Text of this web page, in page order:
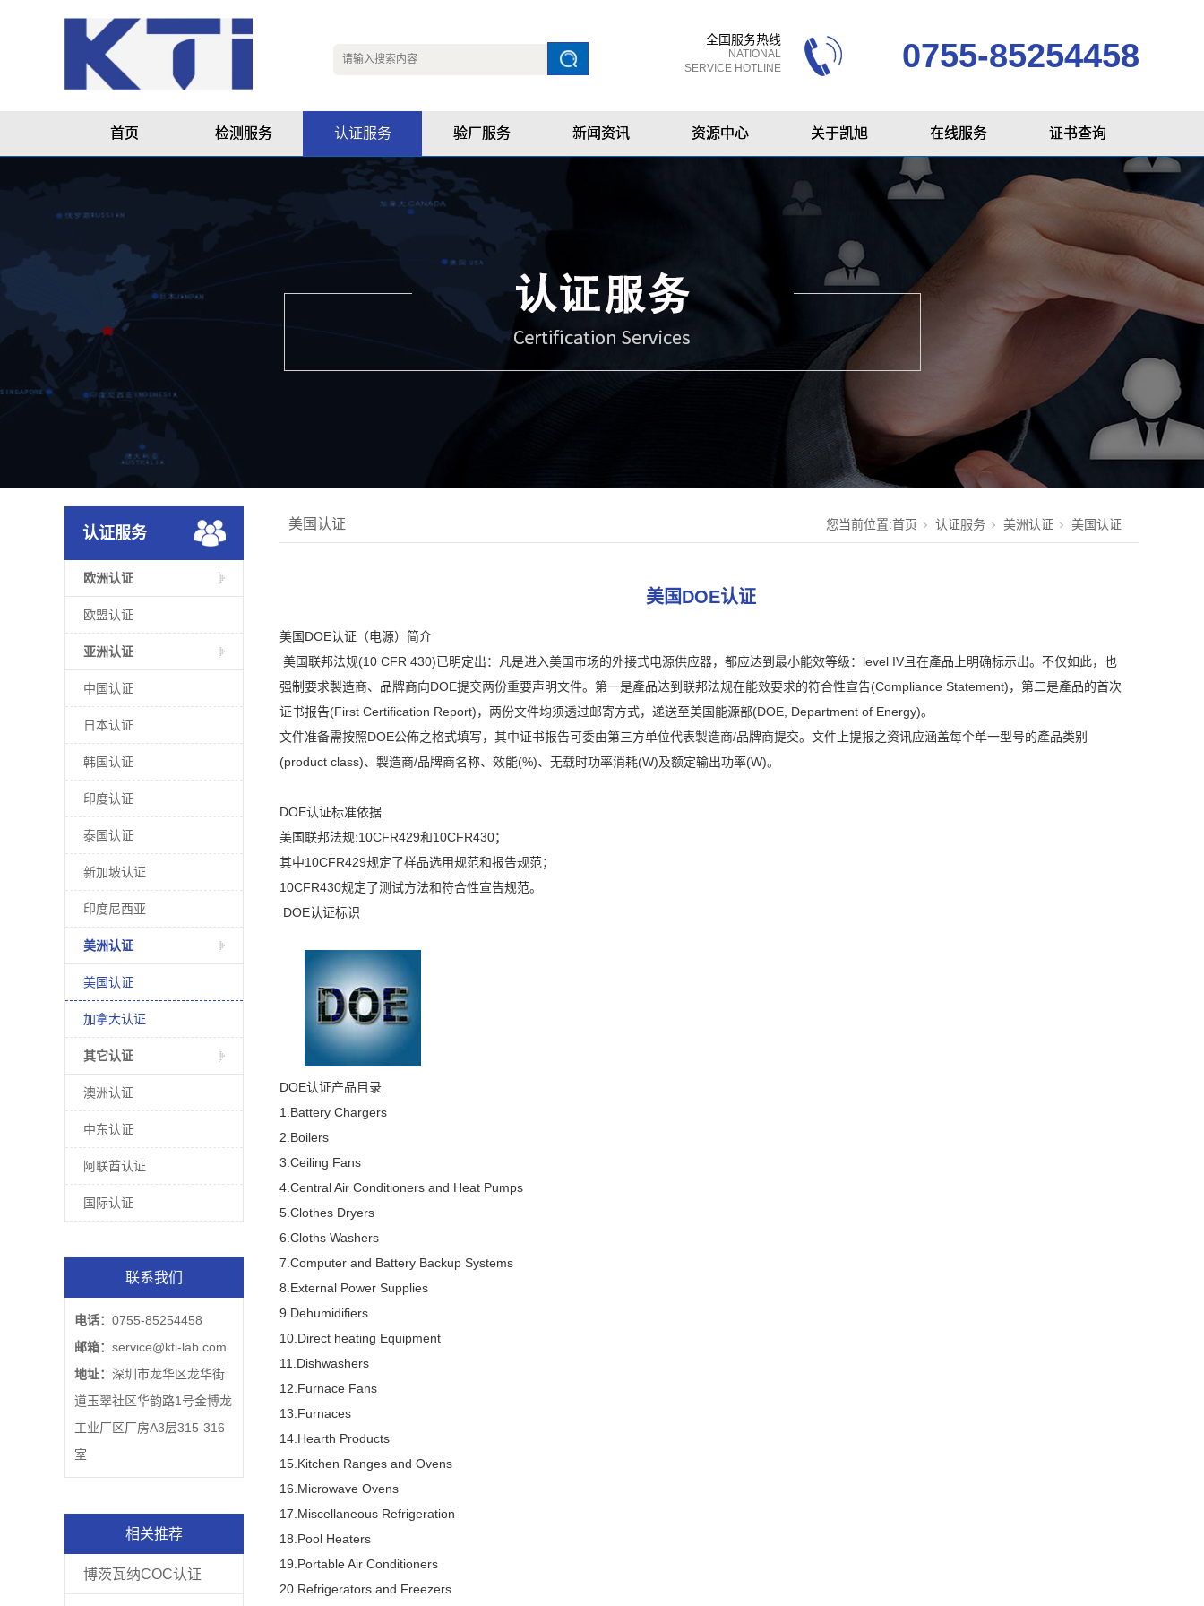
全国服务热线
NATIONAL
SERVICE HOTLINE
0755-85254458
首页 检测服务 认证服务 验厂服务 新闻资讯 资源中心 关于凯旭 在线服务 证书查询
认证服务
欧洲认证
欧盟认证
亚洲认证
中国认证
日本认证
韩国认证
印度认证
泰国认证
新加坡认证
印度尼西亚
美洲认证
美国认证
加拿大认证
其它认证
澳洲认证
中东认证
阿联酋认证
国际认证
联系我们
电话： 0755-85254458
邮箱： service@kti-lab.com
地址： 深圳市龙华区龙华街
道玉翠社区华韵路1号金博龙
工业厂区厂房A3层315-316
室
相关推荐
博茨瓦纳COC认证
美国认证 您当前位置:首页 认证服务 美洲认证 美国认证
美国DOE认证
美国DOE认证（电源）简介
美国联邦法规(10 CFR 430)已明定出：凡是进入美国市场的外接式电源供应器，都应达到最小能效等级：level IV且在產品上明确标示出。不仅如此，也
强制要求製造商、品牌商向DOE提交两份重要声明文件。第一是產品达到联邦法规在能效要求的符合性宣告(Compliance Statement)，第二是產品的首次
证书报告(First Certification Report)，两份文件均须透过邮寄方式，递送至美国能源部(DOE, Department of Energy)。
文件准备需按照DOE公佈之格式填写，其中证书报告可委由第三方单位代表製造商/品牌商提交。文件上提报之资讯应涵盖每个单一型号的產品类别
(product class)、製造商/品牌商名称、效能(%)、无载时功率消耗(W)及额定输出功率(W)。
DOE认证标准依据
美国联邦法规:10CFR429和10CFR430；
其中10CFR429规定了样品选用规范和报告规范；
10CFR430规定了测试方法和符合性宣告规范。
DOE认证标识
DOE认证产品目录
1.Battery Chargers
2.Boilers
3.Ceiling Fans
4.Central Air Conditioners and Heat Pumps
5.Clothes Dryers
6.Cloths Washers
7.Computer and Battery Backup Systems
8.External Power Supplies
9.Dehumidifiers
10.Direct heating Equipment
11.Dishwashers
12.Furnace Fans
13.Furnaces
14.Hearth Products
15.Kitchen Ranges and Ovens
16.Microwave Ovens
17.Miscellaneous Refrigeration
18.Pool Heaters
19.Portable Air Conditioners
20.Refrigerators and Freezers